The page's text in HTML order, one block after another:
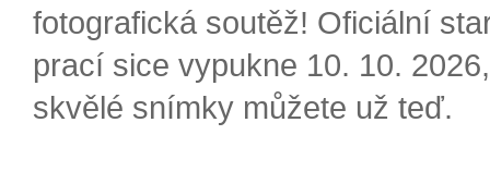
fotografická soutěž! Oficiální
prací sice vypukne 10. 10.
skvělé snímky můžete už teď.